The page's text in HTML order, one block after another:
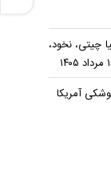
چیتی، نخود،
آمریکا